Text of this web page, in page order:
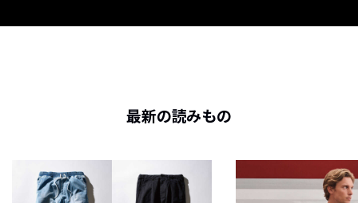
最新の読みもの